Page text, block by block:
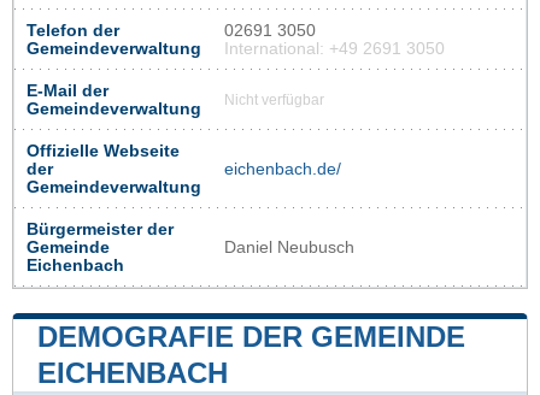
Telefon der
Gemeindeverwaltung
02691 3050
International: +49 2691 3050
E-Mail der
Gemeindeverwaltung
Nicht verfügbar
Offizielle Webseite
der
Gemeindeverwaltung
eichenbach.de/
Bürgermeister der
Gemeinde
Eichenbach
Daniel Neubusch
DEMOGRAFIE DER GEMEINDE
EICHENBACH